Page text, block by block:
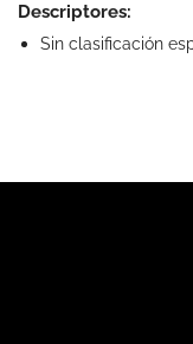
Descriptores:
Sin clasificación